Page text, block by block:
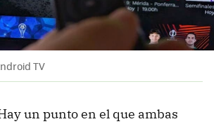
TV
un punto en el que ambas